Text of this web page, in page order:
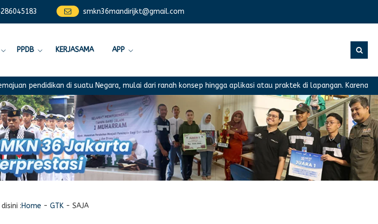
smkn36mandirijkt@gmail.com
PPDB KERJASAMA APP
pendidikan di suatu Negara, mulai dari ranah konsep hingga aplikasi atau praktek di lapangan. Karena
:Home - GTK - SAJA